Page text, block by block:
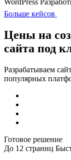
WordPress
Больше кейсов
Цены на
сайта под
Разрабатываем
популярных
Готовое решение
До 12 страниц